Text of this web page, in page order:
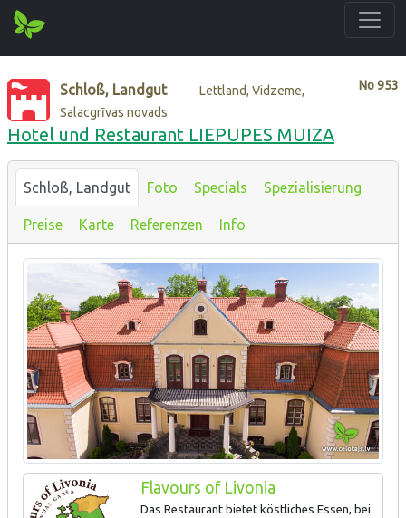
No953
Schloß, Landgut
Lettland, Vidzeme,
Salacgrīvas novads
Hotel und Restaurant LIEPUPES MUIZA
Schloß, Landgut Foto Specials Spezialisierung
Preise Karte Referenzen Info
Flavours of Livonia
Das Restaurant bietet köstliches Essen, bei